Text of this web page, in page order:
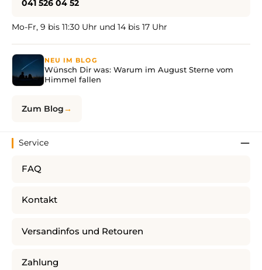
041 526 04 52
Mo-Fr, 9 bis 11:30 Uhr und 14 bis 17 Uhr
NEU IM BLOG
Wünsch Dir was: Warum im August Sterne vom
Himmel fallen
Zum Blog
Service
FAQ
Kontakt
Versandinfos und Retouren
Zahlung